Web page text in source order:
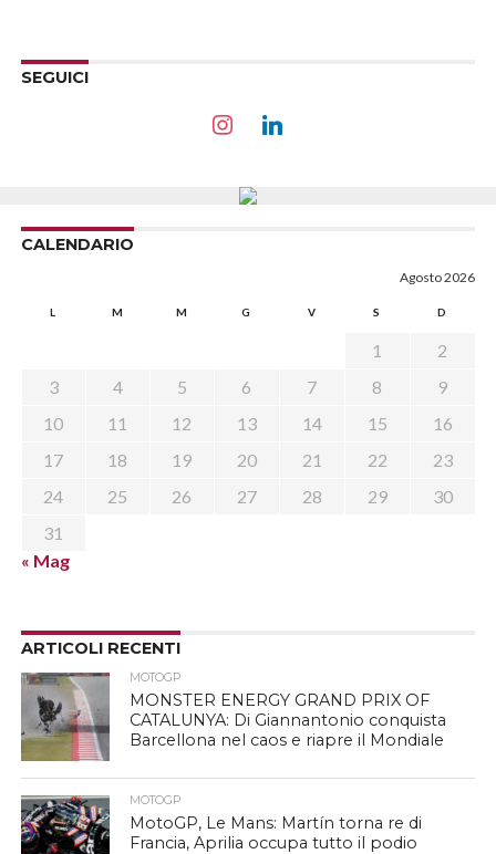
SEGUICI
CALENDARIO
Agosto 2026
L M M G V S D
1
2
3
4 5 6 7 8
9
10
11 12 13 14 15
16
17
18 19 20 21 22
23
24
25 26 27 28 29
30
31
« Mag
ARTICOLI RECENTI
MOTOGP
MONSTER ENERGY GRAND PRIX OF
CATALUNYA: Di Giannantonio conquista
Barcellona nel caos e riapre il Mondiale
MOTOGP
MotoGP, Le Mans: Martín torna re di
Francia, Aprilia occupa tutto il podio